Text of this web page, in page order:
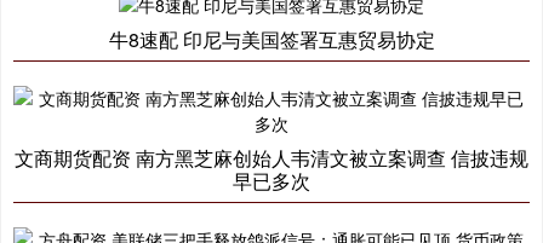
牛8速配 印尼与美国签署互惠贸易协定
文商期货配资 南方黑芝麻创始人韦清文被立案调查 信披违规
早已多次